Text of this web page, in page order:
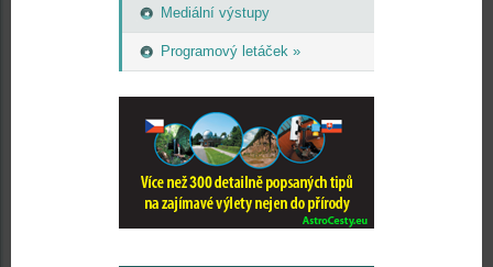
Mediální výstupy
Programový letáček »